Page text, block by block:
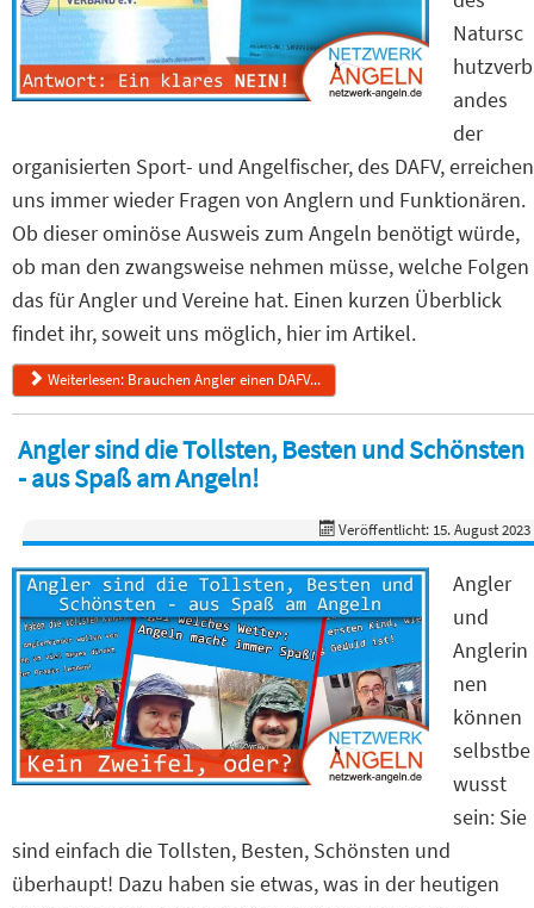
Natursc
hutzverb
andes
der
organisierten Sport- und Angelfischer, des DAFV, erreichen
uns immer wieder Fragen von Anglern und Funktionären.
Ob dieser ominöse Ausweis zum Angeln benötigt würde,
ob man den zwangsweise nehmen müsse, welche Folgen
das für Angler und Vereine hat. Einen kurzen Überblick
findet ihr, soweit uns möglich, hier im Artikel.
Weiterlesen: Brauchen Angler einen DAFV...
Angler sind die Tollsten, Besten und Schönsten
- aus Spaß am Angeln!
Veröffentlicht: 15. August 2023
Angler
und
Anglerin
nen
können
selbstbe
wusst
sein: Sie
sind einfach die Tollsten, Besten, Schönsten und
überhaupt! Dazu haben sie etwas, was in der heutigen